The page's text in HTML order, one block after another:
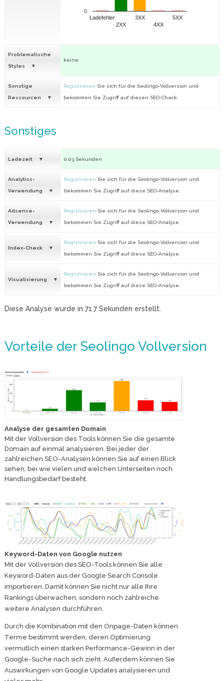
Ladefehler
2XX
3XX
4XX
5XX
0
Problematische
Styles
keine
Sonstige
Ressourcen
Registrieren Sie sich für die Seolingo-Vollversion und
bekommen Sie Zugriff auf diesen SEO-Check.
Sonstiges
Ladezeit 0.03 Sekunden
Analytics-
Verwendung
Registrieren Sie sich für die Seolingo-Vollversion und
bekommen Sie Zugriff auf diese SEO-Analyse.
Adsense-
Verwendung
Registrieren Sie sich für die Seolingo-Vollversion und
bekommen Sie Zugriff auf diese SEO-Analyse.
Index-Check
Registrieren Sie sich für die Seolingo-Vollversion und
bekommen Sie Zugriff auf diese SEO-Analyse.
Visualisierung
Registrieren Sie sich für die Seolingo-Vollversion und
bekommen Sie Zugriff auf diese SEO-Analyse.
Diese Analyse wurde in 71.7Sekunden erstellt.
Vorteile der Seolingo Vollversion
Analyse der gesamten Domain
Mit der Vollversion des Tools können Sie die gesamte
Domain auf einmal analysieren. Bei jeder der
zahlreichen SEO-Analysen können Sie auf einen Blick
sehen, bei wie vielen und welchen Unterseiten noch
Handlungsbedarf besteht.
Keyword-Daten von Google nutzen
Mit der Vollversion des SEO-Tools können Sie alle
Keyword-Daten aus der Google Search Console
importieren. Damit können Sie nicht nur alle Ihre
Rankings überwachen, sondern noch zahlreiche
weitere Analysen durchführen.
Durch die Kombination mit den Onpage-Daten können
Terme bestimmt werden, deren Optimierung
vermutlich einen starken Performance-Gewinn in der
Google-Suche nach sich zieht. Außerdem können Sie
Auswirkungen von Google Updates analysieren und